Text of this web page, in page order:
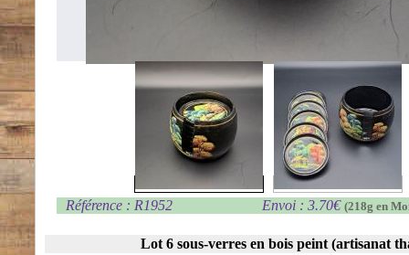
Référence : R1952 Envoi : 3.70€ (218g en
Lot 6 sous-verres en bois peint (artisanat